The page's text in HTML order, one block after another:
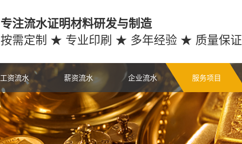
专注流水证明材料研发与制造
按需定制 ★ 专业印刷 ★ 多年经验 ★ 质量保证
工资流水 薪资流水 企业流水 服务项目